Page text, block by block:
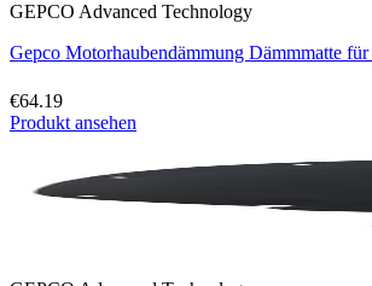
GEPCO Advanced Technology
Gepco Motorhaubendämmung Dämmmatte
€64.19
Produkt ansehen